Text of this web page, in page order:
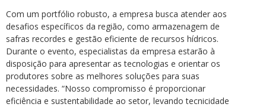
Com um portfólio robusto, a empresa busca atender aos
desafios específicos da região, como armazenagem de
safras recordes e gestão eficiente de recursos hídricos.
Durante o evento, especialistas da empresa estarão à
disposição para apresentar as tecnologias e orientar os
produtores sobre as melhores soluções para suas
necessidades. “Nosso compromisso é proporcionar
eficiência e sustentabilidade ao setor, levando tecnicidade